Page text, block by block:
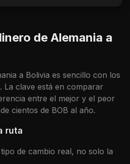
de Alemania a
a Bolivia es sencillo con los
La clave está en comparar
entre el mejor y el peor
cientos de BOB al año.
ruta
de cambio real, no solo la